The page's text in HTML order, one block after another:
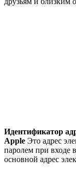
Идентификатор
Apple Это адрес
паролем при входе
основной адрес